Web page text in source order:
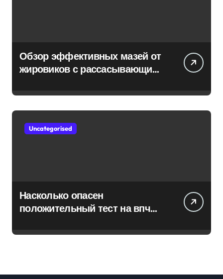
Обзор эффективных мазей от
жировиков с рассасывающим
Uncategorised
Насколько опасен
положительный тест на впч